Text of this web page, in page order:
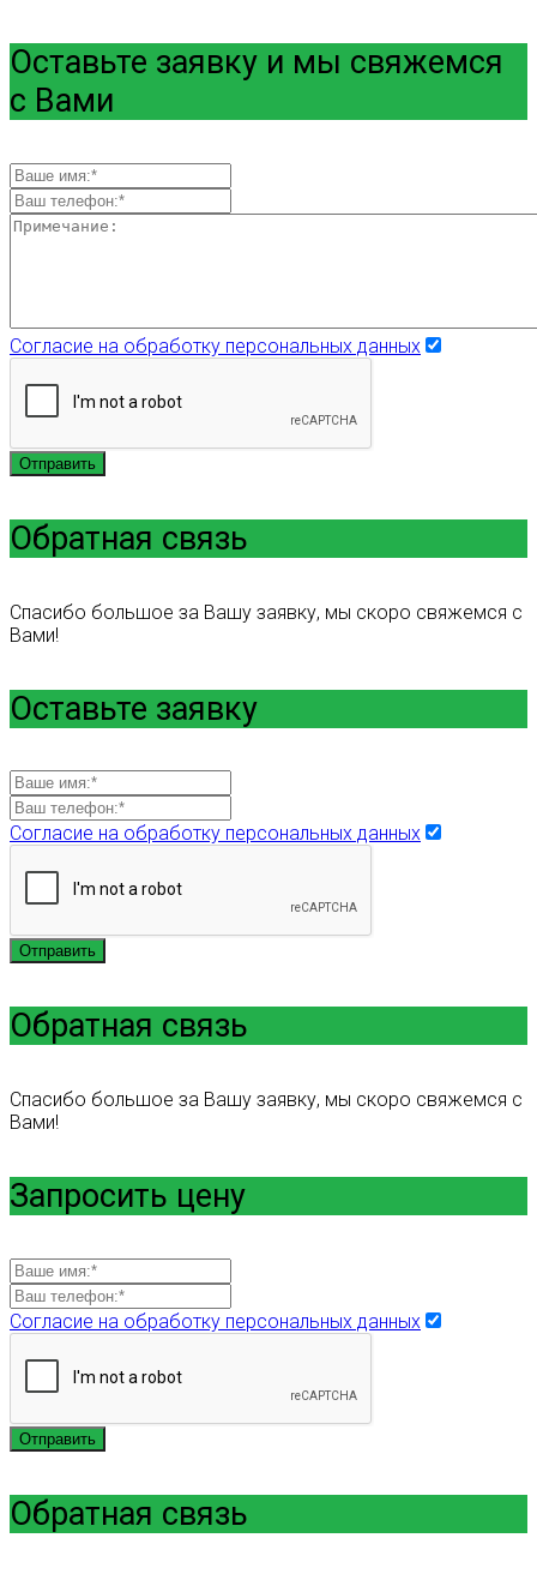
Оставьте заявку и мы свяжемся
с Вами
Согласие на обработку персональных данных
Отправить
Обратная связь
Спасибо большое за Вашу заявку, мы скоро свяжемся с
Вами!
Оставьте заявку
Согласие на обработку персональных данных
Отправить
Обратная связь
Спасибо большое за Вашу заявку, мы скоро свяжемся с
Вами!
Запросить цену
Согласие на обработку персональных данных
Отправить
Обратная связь